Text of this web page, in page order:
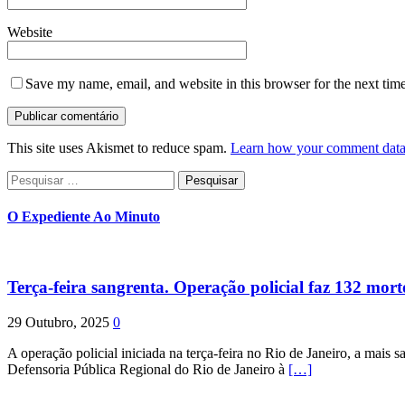
Website
Save my name, email, and website in this browser for the next
This site uses Akismet to reduce spam. Learn how your comment
Pesquisar
por:
O Expediente Ao Minuto
Terça-feira sangrenta. Operação policial faz 132
29 Outubro, 2025 0
A operação policial iniciada na terça-feira no Rio de Janeiro, a mais
Defensoria Pública Regional do Rio de Janeiro à […]